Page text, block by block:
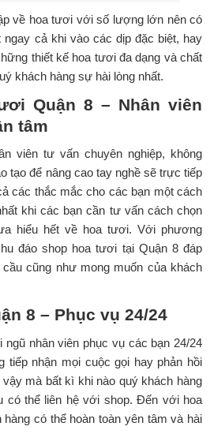
về hoa tươi với số lượng lớn nên có
cả khi vào các dịp đặc biệt, hay
thiết kế hoa tươi đa dạng và chất
khách hàng sự hài lòng nhất.
Quận 8 – Nhân viên
tâm
viên tư vấn chuyên nghiệp, không
tạo để nâng cao tay nghề sẽ trực tiếp
các thắc mắc cho các bạn một cách
khi các bạn cần tư vấn cách chọn
hiểu hết về hoa tươi. Với phương
đáo shop hoa tươi tại Quận 8 đáp
cũng như mong muốn của khách
8 – Phục vụ 24/24
ngũ nhân viên phục vụ các bạn 24/24
tiếp nhận mọi cuộc gọi hay phản hồi
mà bất kì khi nào quý khách hàng
có thể liên hệ với shop. Đến với hoa
có thể hoàn toàn yên tâm và hài